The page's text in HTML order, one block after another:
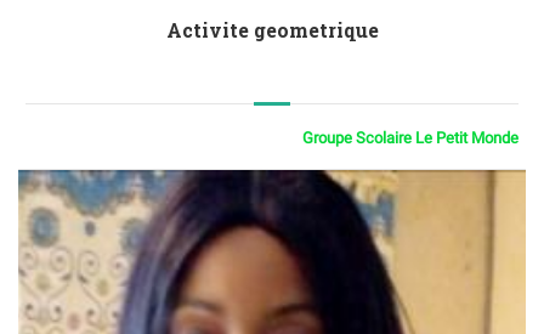
Activite geometrique
Groupe Scolaire Le Petit Monde